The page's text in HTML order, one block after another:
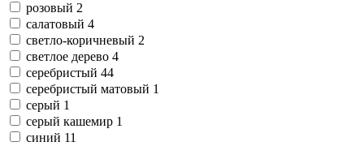
розовый 2
салатовый 4
светло-коричневый 2
светлое дерево 4
серебристый 44
серебристый матовый 1
серый 1
серый кашемир 1
синий 11